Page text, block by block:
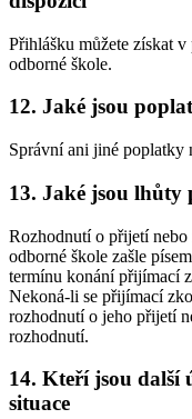
Přihlášku můžete získat
odborné škole.
12. Jaké jsou
Správní ani jiné poplatky
13. Jaké jsou lhůty
Rozhodnutí o přijetí nebo
odborné škole zašle
termínu konání přijímací
Nekoná-li se přijímací
rozhodnutí o jeho přijetí
rozhodnutí.
14. Kteří jsou další
situace